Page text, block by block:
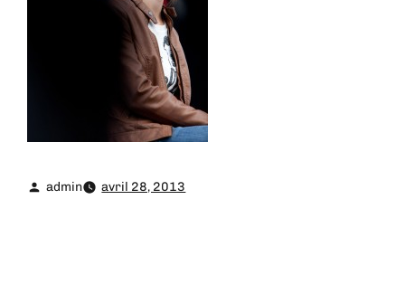
admin avril 28, 2013